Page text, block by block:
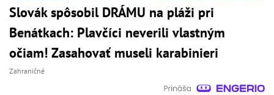
Slovák spôsobil DRÁMU na pláži pri
Benátkach: Plavčíci neverili vlastným
očiam! Zasahovať museli karabinieri
Zahraničné